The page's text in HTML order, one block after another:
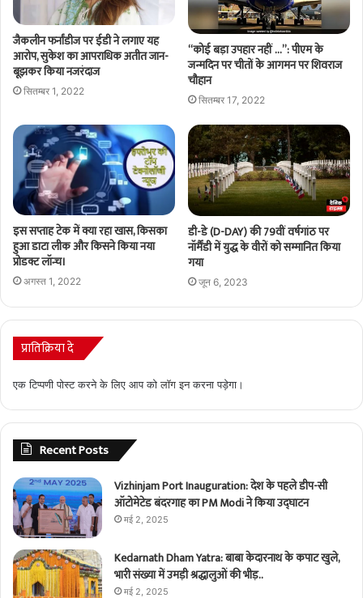
जैकलीन फर्नांडीज पर ईडी ने लगाए यह
आरोप, सुकेश का आपराधिक अतीत जान-
बूझकर किया नजरंदाज
सितम्बर 1, 2022
“कोई बड़ा उपहार नहीं …”: पीएम के
जन्मदिन पर चीतों के आगमन पर शिवराज
चौहान
सितम्बर 17, 2022
इस सप्ताह टेक में क्या रहा खास, किसका
हुआ डाटा लीक और किसने किया नया
प्रोडक्ट लॉन्च।
अगस्त 1, 2022
डी-डे (D-DAY) की 79वीं वर्षगांठ पर
नॉर्मैंडी में युद्ध के वीरों को सम्मानित किया
गया
जून 6, 2023
प्रातिक्रिया दे
एक टिप्पणी पोस्ट करने के लिए आप कोलॉग इनकरना पड़ेगा।
Recent Posts
Vizhinjam Port Inauguration: देश के पहले डीप-सी
ऑटोमेटेड बंदरगाह का PM Modi ने किया उद्घाटन
मई 2, 2025
Kedarnath Dham Yatra: बाबा केदारनाथ के कपाट खुले,
भारी संख्या में उमड़ी श्रद्धालुओं की भीड़..
मई 2, 2025